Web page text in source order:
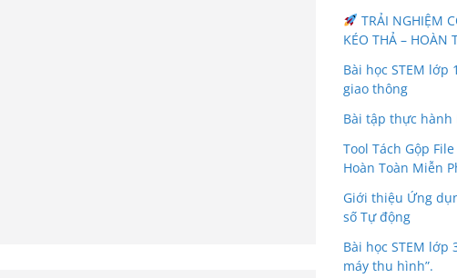
TRẢI NGHIỆM
KÉO THẢ – HOÀN
Bài học STEM
giao thông
Bài tập thực hành
Tool Tách Gộp
Hoàn Toàn Miễn
Giới thiệu Ứng
số Tự động
Bài học STEM lớp
máy thu hình”.